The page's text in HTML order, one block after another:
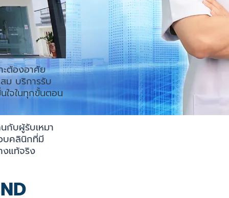
ะต้องอาศัย
ม บริการรับ
ใจในทุกขั้นตอน
กับผู้รับเหมา
บคลินิกที่มี
งแท้จริง